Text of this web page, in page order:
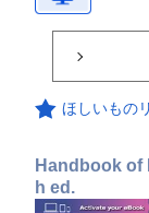
ほしいもの
Handbook of
h ed.